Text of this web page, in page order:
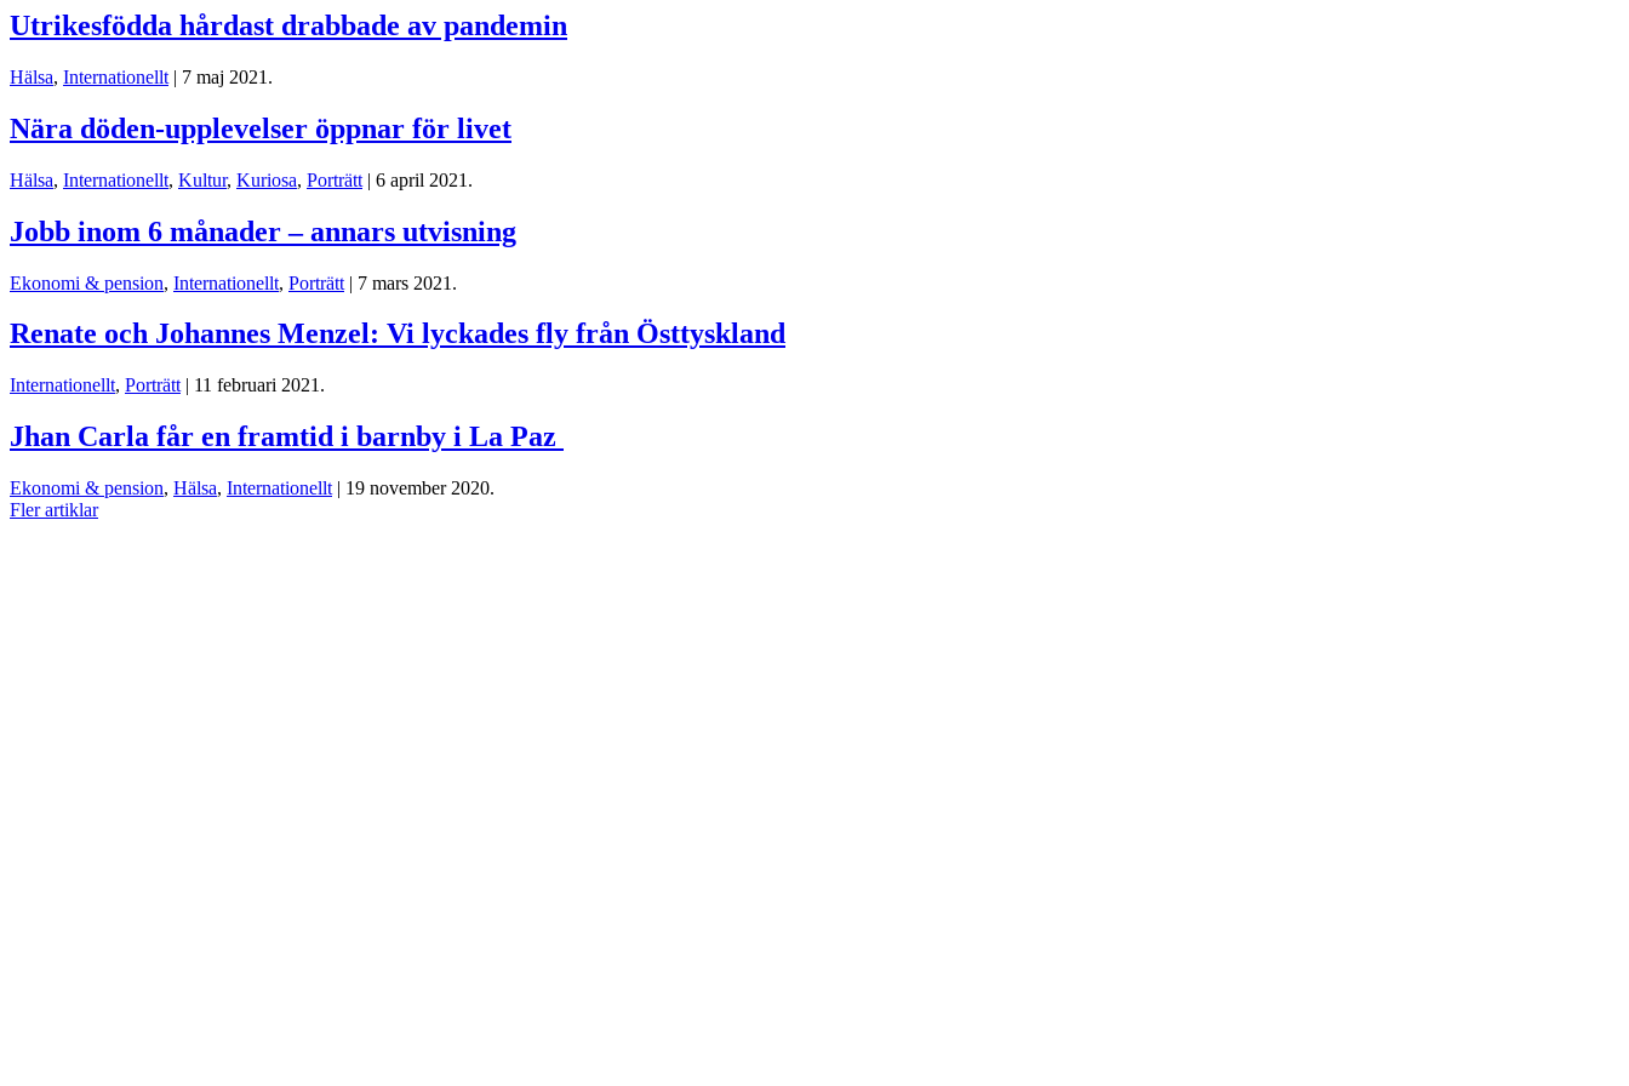
Utrikesfödda hårdast drabbade av pandemin
Hälsa, Internationellt | 7 maj 2021.
Nära döden-upplevelser öppnar för livet
Hälsa, Internationellt, Kultur, Kuriosa, Porträtt | 6 april 2021.
Jobb inom 6 månader – annars utvisning
Ekonomi & pension, Internationellt, Porträtt | 7 mars 2021.
Renate och Johannes Menzel: Vi lyckades fly från Östtyskland
Internationellt, Porträtt | 11 februari 2021.
Jhan Carla får en framtid i barnby i La Paz
Ekonomi & pension, Hälsa, Internationellt | 19 november 2020.
Fler artiklar